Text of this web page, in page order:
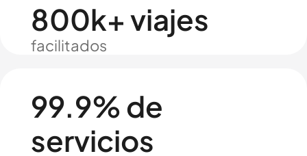
800k+ viajes
facilitados
99.9% de
servicios